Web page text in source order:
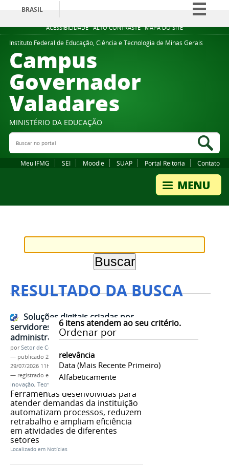
ACESSIBILIDADE ALTO CONTRASTE MAPA DO SITE
BRASIL
Simplifique!
Comunica BR
Instituto Federal de Educação, Ciência e Tecnologia de Minas Gerais
Campus
Governador
Valadares
MINISTÉRIO DA EDUCAÇÃO
Buscar no portal
Meu IFMG SEI Moodle SUAP Portal Reitoria Contato
RESULTADO DA BUSCA
6itens atendem ao seu critério.
Ordenar por
relevância
Data (mais Recente Primeiro)
Alfabeticamente
Soluções digitais criadas por
servidores otimizam rotinas
administrativas no IFMG
porSetor de Comunicação
— publicado 29/07/2026—última modificação
29/07/2026 11h37
— registrado em:
Gestão Pública,Proap,
Inovação, Tecnologia
Ferramentas desenvolvidas para
atender demandas da instituição
automatizam processos, reduzem
retrabalho e ampliam eficiência
em atividades de diferentes
setores
Localizado em Notícias